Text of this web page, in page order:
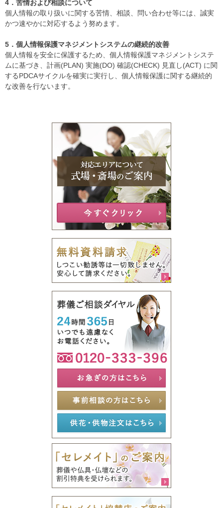
4．苦情および相談について
個人情報の取り扱いに関する苦情、相談、問い合わせ等には、誠実
かつ速やかに対応するよう努めます。
5．個人情報保護マネジメントシステムの継続的改善
個人情報を安全に保護するため、個人情報保護マネジメントシステ
ムに基づき、計画(PLAN) 実施(DO) 確認(CHECK) 見直し(ACT) に関
するPDCAサイクルを確実に実行し、個人情報保護に関する継続的
な改善を行ないます。